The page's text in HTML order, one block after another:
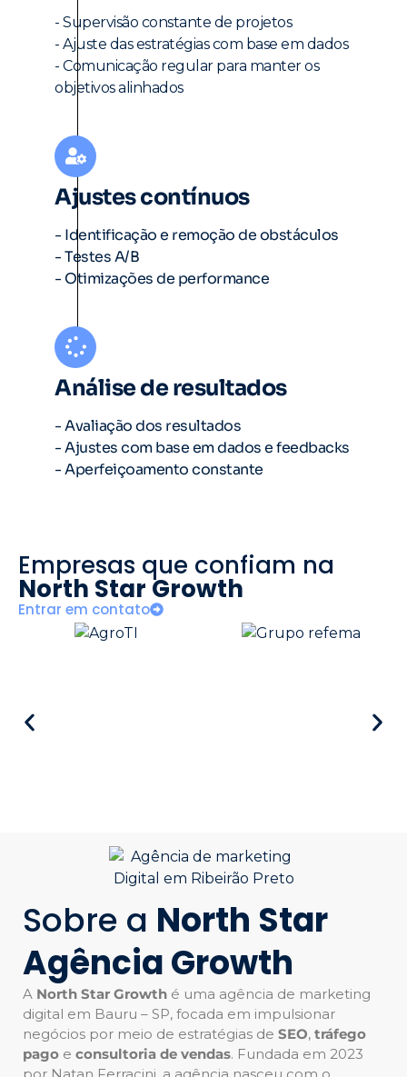
- Supervisão constante de projetos
- Ajuste das estratégias com base em dados
- Comunicação regular para manter os
objetivos alinhados
Ajustes contínuos
- Identificação e remoção de obstáculos
- Testes A/B
- Otimizações de performance
Análise de resultados
- Avaliação dos resultados
- Ajustes com base em dados e feedbacks
- Aperfeiçoamento constante
Empresas que confiam na
North Star Growth
Entrar em contato
Sobre a North Star
Agência Growth
A North Star Growth é uma agência de marketing
digital em Bauru – SP, focada em impulsionar
negócios por meio de estratégias de SEO, tráfego
pago e consultoria de vendas. Fundada em 2023